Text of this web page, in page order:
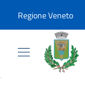
Regione Veneto